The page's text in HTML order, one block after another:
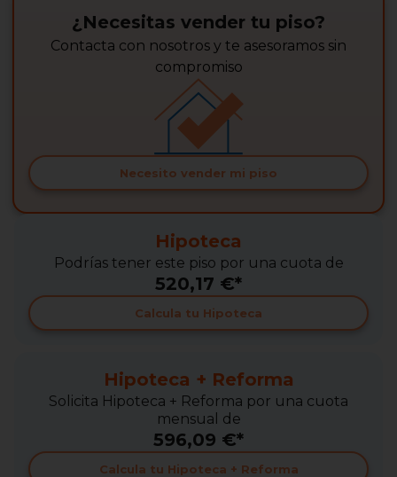
¿Necesitas vender tu piso?
Contacta con nosotros y te asesoramos sin
compromiso
Necesito vender mi piso
Hipoteca
Podrías tener este piso por una cuota de
520,17 €*
Calcula tu Hipoteca
Hipoteca + Reforma
Solicita Hipoteca + Reforma por una cuota
mensual de
596,09 €*
Calcula tu Hipoteca + Reforma